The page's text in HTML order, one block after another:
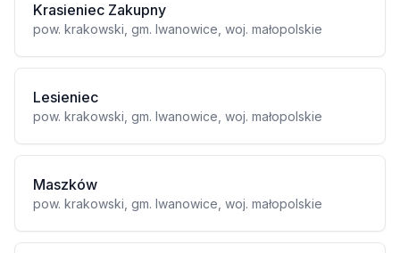
Krasieniec Zakupny
pow. krakowski, gm. Iwanowice, woj. małopolskie
Lesieniec
pow. krakowski, gm. Iwanowice, woj. małopolskie
Maszków
pow. krakowski, gm. Iwanowice, woj. małopolskie